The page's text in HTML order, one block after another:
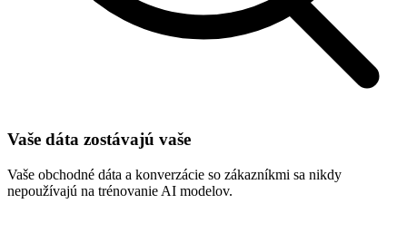
Vaše dáta zostávajú vaše
Vaše obchodné dáta a konverzácie so zákazníkmi sa nikdy
nepoužívajú na trénovanie AI modelov.